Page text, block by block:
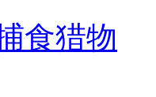
食猎物